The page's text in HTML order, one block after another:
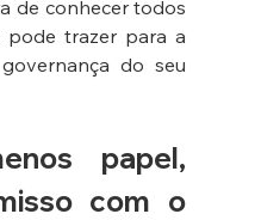
de conhecer todos
pode trazer para a
do seu
papel,
com o